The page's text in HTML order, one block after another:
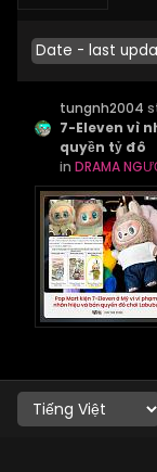
tungnh2004
7-Eleven vì
quyền tỷ đô
in DRAMA